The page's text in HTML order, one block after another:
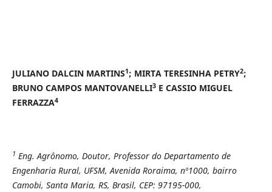
JULIANO DALCIN MARTINS1; MIRTA TERESINHA PETRY2;
BRUNO CAMPOS MANTOVANELLI3E CASSIO MIGUEL
FERRAZZA4
1 Eng. Agrônomo, Doutor, Professor do Departamento de
Engenharia Rural, UFSM, Avenida Roraima, nº1000, bairro
Camobi, Santa Maria, RS, Brasil, CEP: 97195-000,